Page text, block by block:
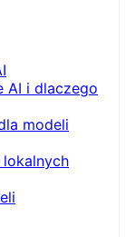
AI i dlaczego
modeli